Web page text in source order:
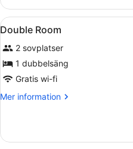
Twin
Room
Öppna
alla
foton
för
Double
Room
4
Double Room
2 sovplatser
1 dubbelsäng
Gratis wi-fi
Mer information
Mer
Room